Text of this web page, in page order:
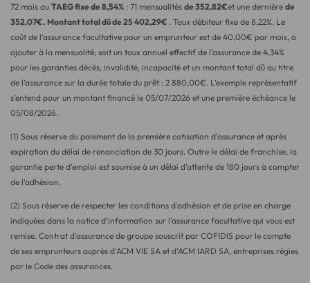
72 mois au TAEG fixe de8,54% : 71 mensualités de352,82€et une dernière de
352,07€. Montant total dû de25 402,29€ . Taux débiteur fixe de 8,22%. Le
coût de l'assurance facultative pour un emprunteur est de 40,00€ par mois, à
ajouter à la mensualité; soit un taux annuel effectif de l'assurance de 4,34%
pour les garanties décès, invalidité, incapacité et un montant total dû au titre
de l’assurance sur la durée totale du prêt : 2 880,00€. L’exemple représentatif
s’entend pour un montant financé le 05/07/2026 et une première échéance le
05/08/2026.
(1) Sous réserve du paiement de la première cotisation d'assurance et après
expiration du délai de renonciation de 30 jours. Outre le délai de franchise, la
garantie perte d'emploi est soumise à un délai d'attente de 180 jours à compter
de l'adhésion.
(2) Sous réserve de respecter les conditions d'adhésion et de prise en charge
indiquées dans la notice d'information sur l'assurance facultative qui vous est
remise. Contrat d'assurance de groupe souscrit par COFIDIS pour le compte
de ses emprunteurs auprès d'ACM VIE SA et d'ACM IARD SA, entreprises régies
par le Code des assurances.